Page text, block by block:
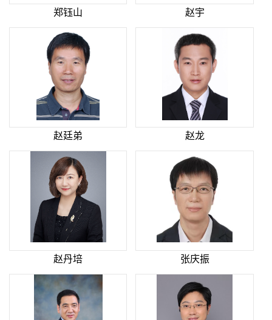
郑钰山 赵宇
赵廷弟 赵龙
赵丹培 张庆振